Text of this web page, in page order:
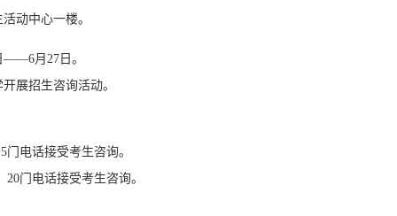
动中心一楼。
——6月27日。
展招生咨询活动。
电话接受考生咨询。
门电话接受考生咨询。